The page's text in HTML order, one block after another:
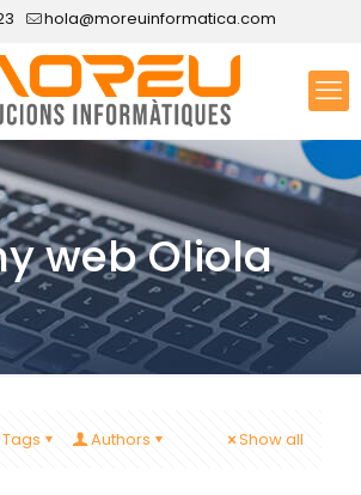
hola@moreuinformatica.com
web Oliola
Tags Authors Show all